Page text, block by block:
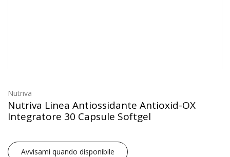
Nutriva
Nutriva Linea Antiossidante Antioxid-OX
Integratore 30 Capsule Softgel
Avvisami quando disponibile